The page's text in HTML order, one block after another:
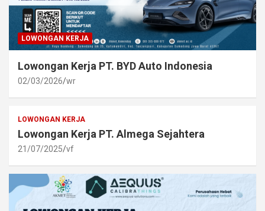
LOWONGAN KERJA
Lowongan Kerja PT. BYD Auto Indonesia
02/03/2026 wr
LOWONGAN KERJA
Lowongan Kerja PT. Almega Sejahtera
21/07/2025 vf